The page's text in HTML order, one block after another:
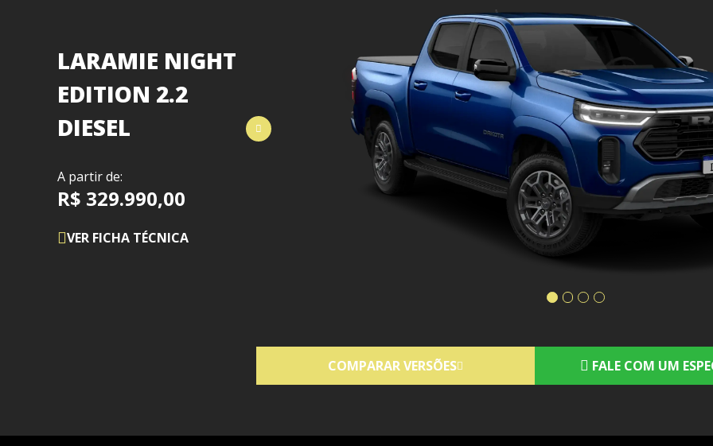
LARAMIE NIGHT
EDITION 2.2
DIESEL
A partir de:
R$ 329.990,00
VER FICHA TÉCNICA
COMPARAR VERSÕES FALE COM UM